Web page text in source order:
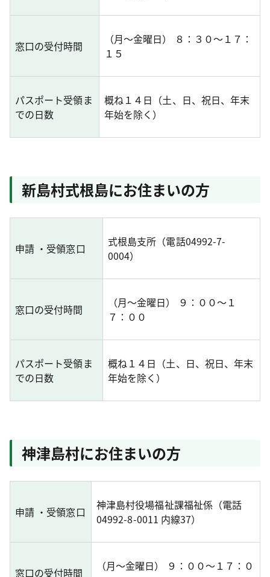
窓口の受付時間
（月～金曜日） ８：３０～１７：
１５
パスポート受領ま
での日数
概ね１４日（土、日、祝日、年末
年始を除く）
新島村式根島にお住まいの方
申請 ・受領窓口
式根島支所（電話04992-7-
0004）
窓口の受付時間
（月～金曜日） ９：００～１
７：００
パスポート受領ま
での日数
概ね１４日（土、日、祝日、年末
年始を除く）
神津島村にお住まいの方
申請 ・受領窓口
神津島村役場福祉課福祉係（電話
04992-8-0011 内線37）
窓口の受付時間
（月～金曜日） ９：００～１７：０